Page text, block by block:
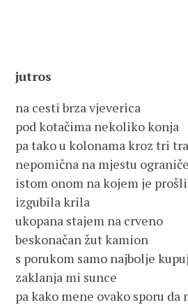
jutros
na cesti brza vjeverica
pod kotačima nekoliko konja
pa tako u kolonama kroz tri
nepomična na mjestu
istom onom na kojem je
izgubila krila
ukopana stajem na crveno
beskonačan žut kamion
s porukom samo najbolje
zaklanja mi sunce
pa kako mene ovako sporu